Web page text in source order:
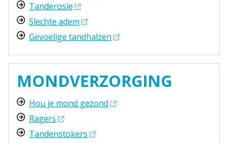
Tanderosie
Slechte adem
Gevoelige tandhalzen
MONDVERZORGING
Hou je mond gezond
Ragers
Tandenstokers